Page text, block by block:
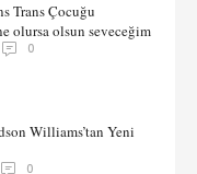
Trans Çocuğu
olursa olsun seveceğim
0
Williams’tan Yeni
0